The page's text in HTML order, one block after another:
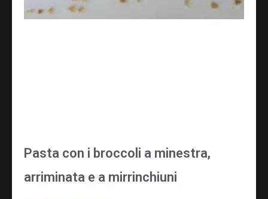
Pasta con i broccoli a minestra,
arriminata e a mirrinchiuni